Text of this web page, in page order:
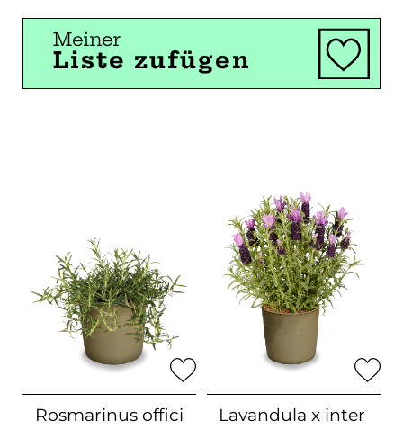
Meiner
Liste zufügen
Rosmarinus offici
Lavandula x inter